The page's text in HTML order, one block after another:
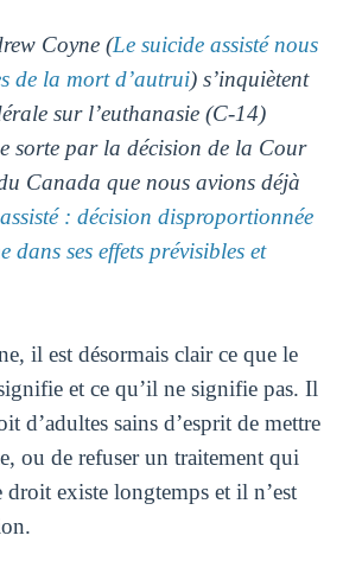
Coyne (Le suicide assisté nous
de la mort d’autrui) s’inquiètent
sur l’euthanasie (C-14)
sorte par la décision de la Cour
Canada que nous avions déjà
: décision disproportionnée
dans ses effets prévisibles et
il est désormais clair ce que le
et ce qu’il ne signifie pas. Il
d’adultes sains d’esprit de mettre
ou de refuser un traitement qui
droit existe longtemps et il n’est